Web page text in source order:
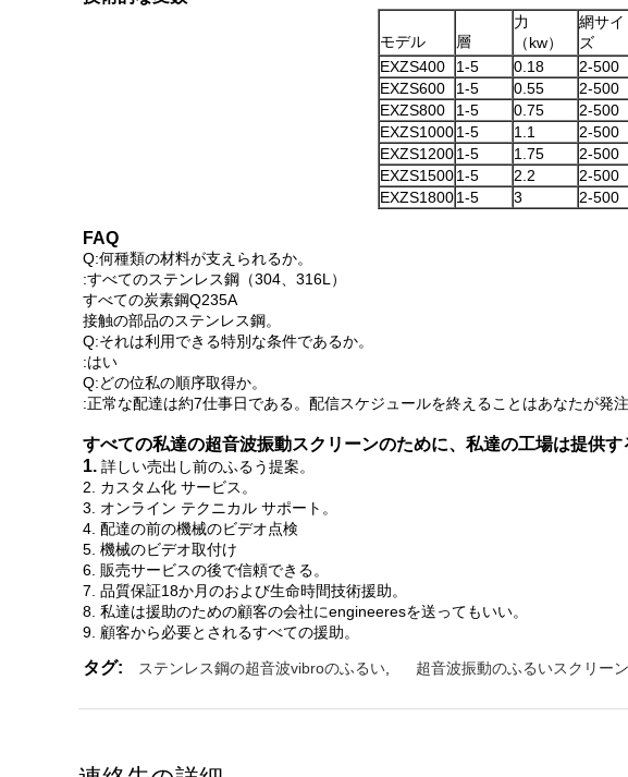
モデル 層
力
（kw）
網サイ
ズ
EXZS400
1-5 0.18 2-500
EXZS600 1-5 0.55 2-500
EXZS800
1-5 0.75 2-500
EXZS10001-5 1.1 2-500
EXZS12001-5 1.75 2-500
EXZS15001-5 2.2 2-500
EXZS18001-5 3 2-500
FAQ
Q:何種類の材料が支えられるか。
:すべてのステンレス鋼（304、316L）
すべての炭素鋼Q235A
接触の部品のステンレス鋼。
Q:それは利用できる特別な条件であるか。
:はい
Q:どの位私の順序取得か。
:正常な配達は約7仕事日である。配信スケジュールを終えることはあなたが発
すべての私達の超音波振動スクリーンのために、私達の工場は提供す
1. 詳しい売出し前のふるう提案。
2. カスタム化 サービス。
3. オンライン テクニカル サポート。
4. 配達の前の機械のビデオ点検
5. 機械のビデオ取付け
6. 販売サービスの後で信頼できる。
7. 品質保証18か月のおよび生命時間技術援助。
8. 私達は援助のための顧客の会社にengineeresを送ってもいい。
9. 顧客から必要とされるすべての援助。
タグ: ステンレス鋼の超音波vibroのふるい 超音波振動のふるいスクリーン